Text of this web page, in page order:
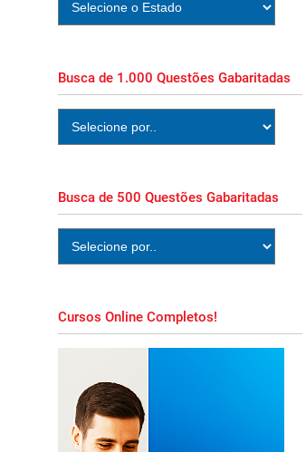
Busca de 1.000 Questões Gabaritadas
Busca de 500 Questões Gabaritadas
Cursos Online Completos!